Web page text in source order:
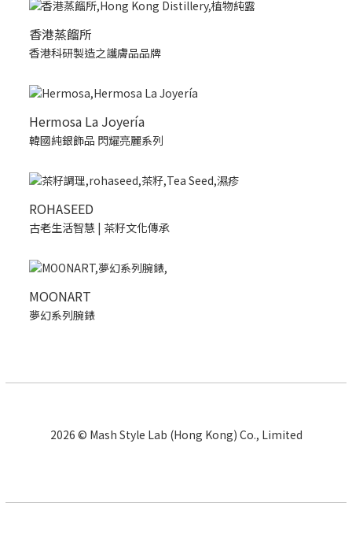
香港蒸餾所
香港科研製造之護膚品品牌
Hermosa La Joyería
韓國純銀飾品 閃耀亮麗系列
ROHASEED
古老生活智慧 | 茶籽文化傳承
MOONART
夢幻系列腕錶
2026 © Mash Style Lab (Hong Kong) Co., Limited